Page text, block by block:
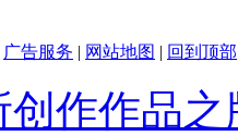
广告服务 | 网站地图 | 回到顶部
创作作品